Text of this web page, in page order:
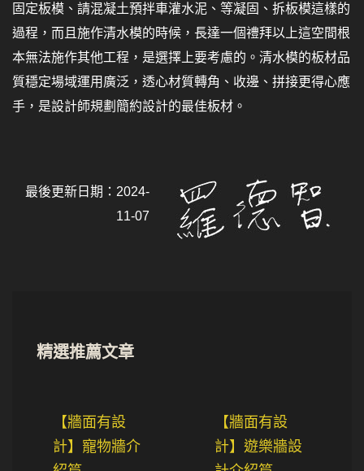
固定板模、請混凝土預拌車灌水泥、等凝固、拆板模這樣的
過程，而且施作清水模的時候，長達一個禮拜以上這空間根
本無法施作其他工程，是選擇上要考慮的。清水模的板材品
質穩定場域運用廣泛，透心材質轉角、收邊、拼接更得心應
手，是設計師規劃簡約設計的最佳板材。
最後更新日期：2024-
11-07
精選推薦文章
【牆面有設
計】寵物牆介
【牆面有設
計】遊樂牆設